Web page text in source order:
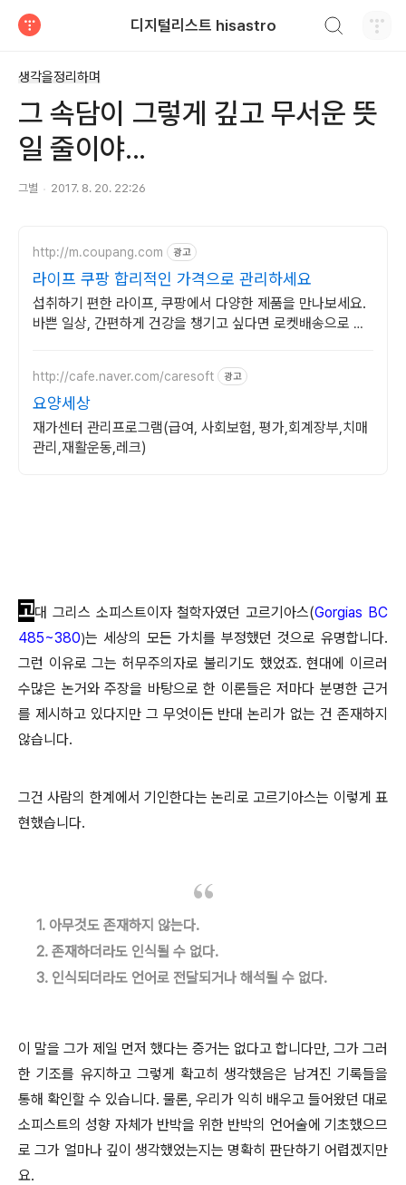
디지털리스트 hisastro
생각을정리하며
그 속담이 그렇게 깊고 무서운 뜻
일 줄이야...
그별 2017. 8. 20. 22:26
http://m.coupang.com 광고
라이프 쿠팡 합리적인 가격으로 관리하세요
섭취하기 편한 라이프, 쿠팡에서 다양한 제품을 만나보세요.
바쁜 일상, 간편하게 건강을 챙기고 싶다면 로켓배송으로 받
http://cafe.naver.com/caresoft 광고
요양세상
재가센터 관리프로그램(급여, 사회보험, 평가,회계장부,치매
관리,재활운동,레크)
고대 그리스 소피스트이자 철학자였던 고르기아스(Gorgias BC
485~380)는 세상의 모든 가치를 부정했던 것으로 유명합니다.
그런 이유로 그는 허무주의자로 불리기도 했었죠. 현대에 이르러
수많은 논거와 주장을 바탕으로 한 이론들은 저마다 분명한 근거
를 제시하고 있다지만 그 무엇이든 반대 논리가 없는 건 존재하지
않습니다.
그건 사람의 한계에서 기인한다는 논리로 고르기아스는 이렇게 표
현했습니다.
1. 아무것도 존재하지 않는다.
2. 존재하더라도 인식될 수 없다.
3. 인식되더라도 언어로 전달되거나 해석될 수 없다.
이 말을 그가 제일 먼저 했다는 증거는 없다고 합니다만, 그가 그러
한 기조를 유지하고 그렇게 확고히 생각했음은 남겨진 기록들을
통해 확인할 수 있습니다. 물론, 우리가 익히 배우고 들어왔던 대로
소피스트의 성향 자체가 반박을 위한 반박의 언어술에 기초했으므
로 그가 얼마나 깊이 생각했었는지는 명확히 판단하기 어렵겠지만
요.